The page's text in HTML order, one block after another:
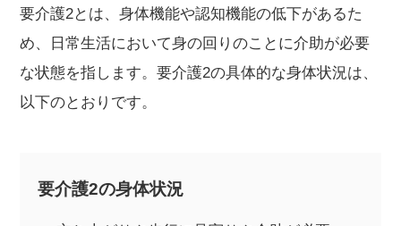
要介護2とは、身体機能や認知機能の低下があるた
め、日常生活において身の回りのことに介助が必要
な状態を指します。要介護2の具体的な身体状況は、
以下のとおりです。
要介護2の身体状況